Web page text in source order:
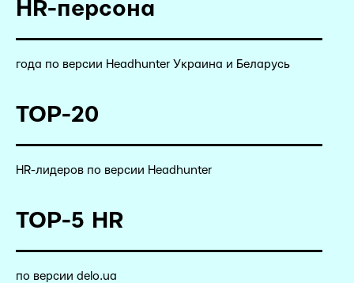
HR-персона
года по версии Headhunter Украина и Беларусь
TOP-20
HR-лидеров по версии Headhunter
TOP-5 HR
по версии delo.ua